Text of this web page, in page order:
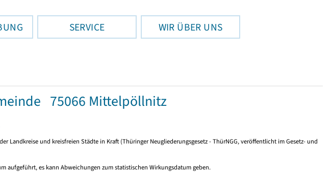
SERVICE WIR ÜBER UNS
75066 Mittelpöllnitz
Landkreise und kreisfreien Städte in Kraft (Thüringer Neugliederungsgesetz - ThürNGG, veröffentlicht im Gesetz- und
aufgeführt, es kann Abweichungen zum statistischen Wirkungsdatum geben.